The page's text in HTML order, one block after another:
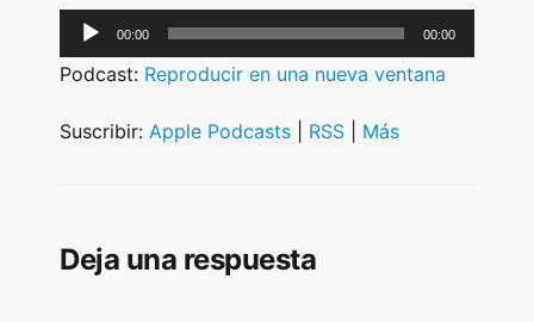
u
i
a
00:00 00:00
Podcast: Reproducir en una nueva ventana
Suscribir: Apple Podcasts RSS Más
Deja una respuesta